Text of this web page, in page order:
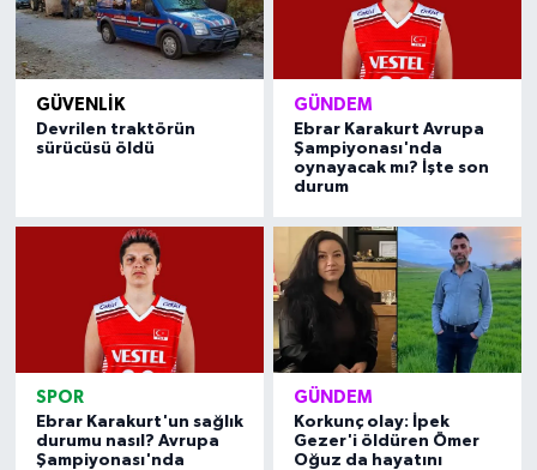
GÜVENLIK
Devrilen traktörün
sürücüsü öldü
GÜNDEM
Ebrar Karakurt Avrupa
Şampiyonası'nda
oynayacak mı? İşte son
durum
SPOR
Ebrar Karakurt'un sağlık
durumu nasıl? Avrupa
Şampiyonası'nda
GÜNDEM
Korkunç olay: İpek
Gezer'i öldüren Ömer
Oğuz da hayatını